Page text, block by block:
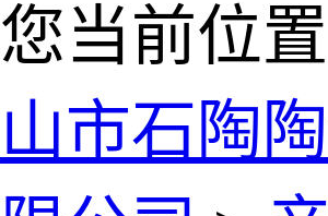
您当前位置
山市石陶